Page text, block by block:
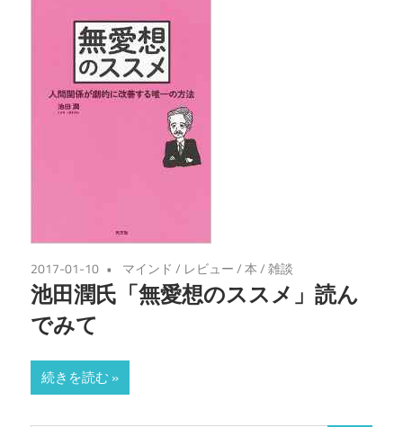
2017-01-10 マインド / レビュー/本/雑談
池田潤氏「無愛想のススメ」読ん
でみて
続きを読む